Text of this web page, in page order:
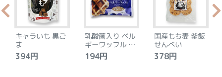
キャラいも 黒ご
ま
394円
乳酸菌入り ベル
ギーワッフル プ
レーン
194円
国産もち麦 釜飯
せんべい
378円